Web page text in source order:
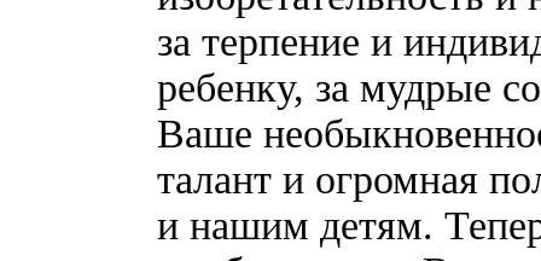
за терпение и
ребенку, за мудрые
Ваше
талант и огромная
и нашим детям.